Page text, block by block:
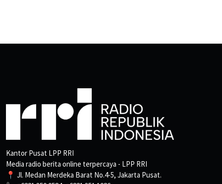
Kantor Pusat LPP RRI
Media radio berita online terpercaya - LPP RRI
📍 Jl. Medan Merdeka Barat No.4-5, Jakarta Pusat.